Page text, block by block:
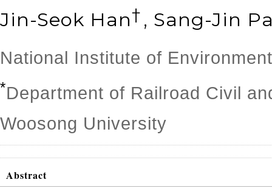
Jin-Seok Han† , Sang-Jin
National Institute of
*Department of Railroad Civil
Woosong University
Abstract